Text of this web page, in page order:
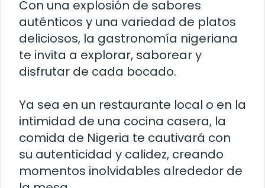
Con una explosión de sabores
auténticos y una variedad de platos
deliciosos, la gastronomía nigeriana
te invita a explorar, saborear y
disfrutar de cada bocado.
Ya sea en un restaurante local o en la
intimidad de una cocina casera, la
comida de Nigeria te cautivará con
su autenticidad y calidez, creando
momentos inolvidables alrededor de